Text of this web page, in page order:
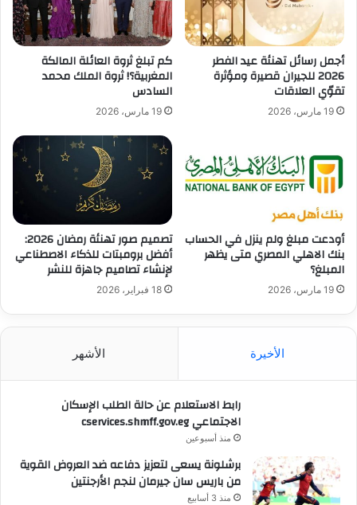
أجمل رسائل تهنئة عيد الفطر
2026 للجيران قصيرة ومؤثرة
تقوّي العلاقات
19 مارس، 2026
كم تبلغ ثروة العائلة المالكة
المغربية؟! ثروة الملك محمد
السادس
19 مارس، 2026
أودعت مبلغ ولم ينزل في الحساب
بنك الاهلي المصري متى يظهر
المبلغ؟
19 مارس، 2026
تصميم صور تهنئة رمضان 2026:
أفضل برومبتات للذكاء الاصطناعي
لإنشاء تصاميم جاهزة للنشر
18 فبراير، 2026
الأخيرة الأشهر
رابط الاستعلام عن حالة الطلب الإسكان
الاجتماعي cservices.shmff.gov.eg
منذ أسبوعين
برشلونة يسعى لتعزيز دفاعه ضد العروض القوية
من باريس سان جيرمان لنجم الأرجنتين
منذ 3 أسابيع